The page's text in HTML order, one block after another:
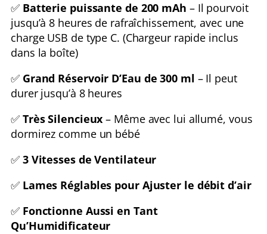
✅ Batterie puissante de 200 mAh – Il pourvoit
jusqu’à 8 heures de rafraîchissement, avec une
charge USB de type C. (Chargeur rapide inclus
dans la boîte)
✅ Grand Réservoir D’Eau de 300 ml – Il peut
durer jusqu’à 8 heures
✅ Très Silencieux – Même avec lui allumé, vous
dormirez comme un bébé
✅ 3 Vitesses de Ventilateur
✅ Lames Réglables pour Ajuster le débit d’air
✅ Fonctionne Aussi en Tant
Qu’Humidificateur